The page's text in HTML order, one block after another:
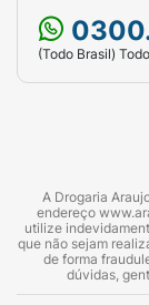
(Todo Brasil)
A Drogaria
endereço
utilize
que não sejam
de forma
dúvidas,